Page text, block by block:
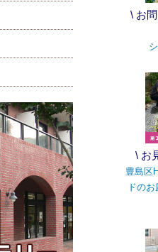
\ お
\ お
豊島区
ドの